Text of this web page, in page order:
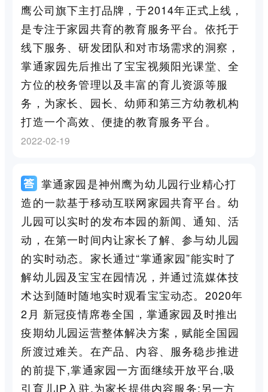
鹰公司旗下主打品牌，于2014年正式上线，
是专注于家园共育的教育服务平台。依托于
线下服务、研发团队和对市场需求的洞察，
掌通家园先后推出了宝宝视频阳光课堂、全
方位的校务管理以及丰富的育儿资源等服
务，为家长、园长、幼师和第三方幼教机构
打造一个高效、便捷的教育服务平台。
2022-02-19
掌通家园是神州鹰为幼儿园行业精心打
造的一款基于移动互联网家园共育平台。幼
儿园可以实时的发布本园的新闻、通知、活
动，在第一时间内让家长了解、参与幼儿园
的实时动态。家长通过“掌通家园”能实时了
解幼儿园及宝宝在园情况，并通过流媒体技
术达到随时随地实时观看宝宝动态。2020年
2月 新冠疫情席卷全国，掌通家园及时推出
疫期幼儿园运营整体解决方案，赋能全国园
所渡过难关。在产品、内容、服务稳步推进
的前提下,掌通家园一方面继续开放平台,吸
引育儿IP入驻,为家长提供内容服务;另一方